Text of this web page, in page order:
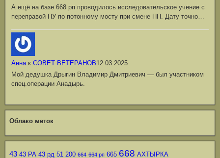
А ещё на базе 668 рп проводилось исследовательское учение с
переправой ПУ по потонному мосту при смене ПП. Дату точно…
Аннак СОВЕТ ВЕТЕРАНОВ12.03.2025
Мой дедушка Дрыгин Владимир Дмитриевич — был участником
спец.операции Анадырь.
Облако меток
43 43 РА 43 рд 51 200 664 664 рп 665 668 АХТЫРКА